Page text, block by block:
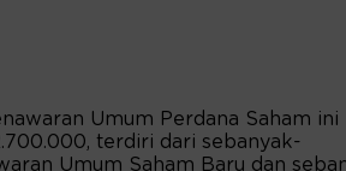
Umum Perdana Saham ini
terdiri dari sebanyak-
Umum Saham Baru dan